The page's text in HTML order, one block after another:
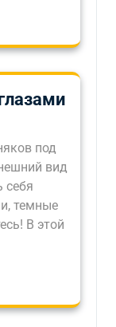
под
вид
себя
темные
В этой